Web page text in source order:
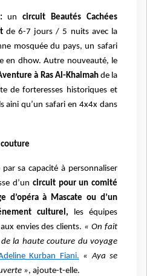
uncircuit Beautés Cachées
de 6-7 jours / 5 nuits avec la
mosquée du pays, un safari
en dhow. Autre nouveauté, le
à Ras Al-Khaimahde la
de forteresses historiques et
aini qu’un safari en 4x4x dans
sa capacité à personnaliser
d’un circuit pour un comité
d’opéra à Mascate ou d’un
culturel, les équipes
envies des clients. « On fait
la haute couture du voyage
Kurban Fiani. « Aya se
», ajoute-t-elle.